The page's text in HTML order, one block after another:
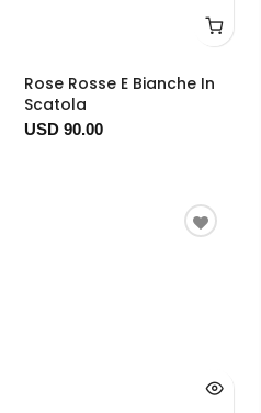
Rose Rosse E Bianche In
Scatola
USD 90.00